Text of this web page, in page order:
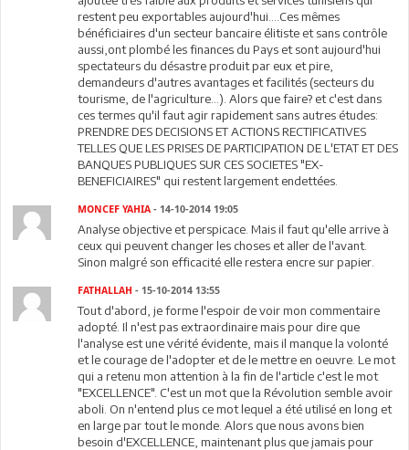
restent peu exportables aujourd'hui....Ces mêmes
bénéficiaires d'un secteur bancaire élitiste et sans contrôle
aussi,ont plombé les finances du Pays et sont aujourd'hui
spectateurs du désastre produit par eux et pire,
demandeurs d'autres avantages et facilités (secteurs du
tourisme, de l'agriculture...). Alors que faire? et c'est dans
ces termes qu'il faut agir rapidement sans autres études:
PRENDRE DES DECISIONS ET ACTIONS RECTIFICATIVES
TELLES QUE LES PRISES DE PARTICIPATION DE L'ETAT ET DES
BANQUES PUBLIQUES SUR CES SOCIETES "EX-
BENEFICIAIRES" qui restent largement endettées.
MONCEF YAHIA - 14-10-2014 19:05
Analyse objective et perspicace. Mais il faut qu'elle arrive à
ceux qui peuvent changer les choses et aller de l'avant.
Sinon malgré son efficacité elle restera encre sur papier.
FATHALLAH - 15-10-2014 13:55
Tout d'abord, je forme l'espoir de voir mon commentaire
adopté. Il n'est pas extraordinaire mais pour dire que
l'analyse est une vérité évidente, mais il manque la volonté
et le courage de l'adopter et de le mettre en oeuvre. Le mot
qui a retenu mon attention à la fin de l'article c'est le mot
"EXCELLENCE". C'est un mot que la Révolution semble avoir
aboli. On n'entend plus ce mot lequel a été utilisé en long et
en large par tout le monde. Alors que nous avons bien
besoin d'EXCELLENCE, maintenant plus que jamais pour